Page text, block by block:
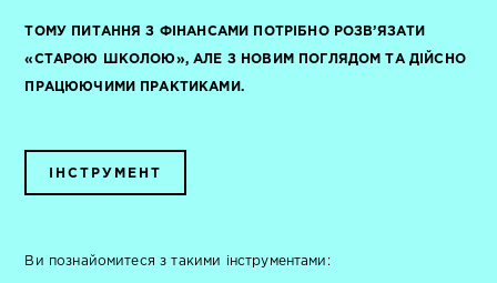
ТОМУ ПИТАННЯ З ФІНАНСАМИ ПОТРІБНО РОЗВ’ЯЗАТИ
«СТАРОЮ ШКОЛОЮ», АЛЕ З НОВИМ ПОГЛЯДОМ ТА ДІЙСНО
ПРАЦЮЮЧИМИ ПРАКТИКАМИ.
ІНСТРУМЕНТ
Ви познайомитеся з такими інструментами: